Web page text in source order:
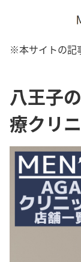
※本サイトの記
八王子
療クリ